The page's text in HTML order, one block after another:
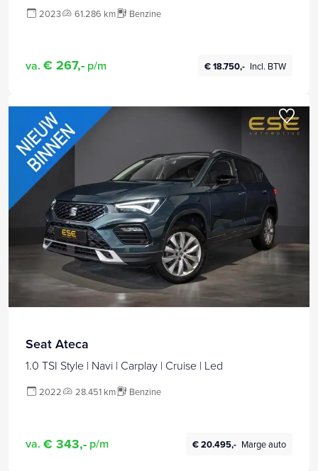
2023 61.286 km Benzine
va. € 267,- p/m € 18.750,- Incl. BTW
Seat Ateca
1.0 TSI Style | Navi | Carplay | Cruise | Led
2022 28.451 km Benzine
va. € 343,- p/m € 20.495,- Marge auto